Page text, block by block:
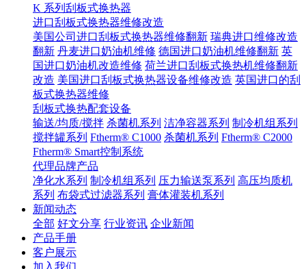
K 系列刮板式换热器
进口刮板式换热器维修改造
美国公司进口刮板式换热器维修翻新 瑞典进口维修改造
翻新 丹麦进口奶油机维修 德国进口奶油机维修翻新 英
国进口奶油机改造维修 荷兰进口刮板式换热机维修翻新
改造 美国进口刮板式换热器设备维修改造 英国进口的刮
板式换热器维修
刮板式换热配套设备
输送/均质/搅拌 杀菌机系列 洁净容器系列 制冷机组系列
搅拌罐系列 Ftherm® C1000 杀菌机系列 Ftherm® C2000
Ftherm® Smart控制系统
代理品牌产品
净化水系列 制冷机组系列 压力输送泵系列 高压均质机
系列 布袋式过滤器系列 膏体灌装机系列
新闻动态
全部 好文分享 行业资讯 企业新闻
产品手册
客户展示
加入我们